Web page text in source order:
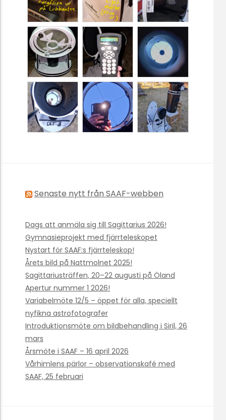
Senaste nytt från SAAF-webben
Dags att anmäla sig till Sagittarius 2026!
Gymnasieprojekt med fjärrteleskopet
Nystart för SAAF:s fjärrteleskop!
Årets bild på Nattmolnet 2025!
Sagittariusträffen, 20–22 augusti på Öland
Apertur nummer 1 2026!
Variabelmöte 12/5 – öppet för alla, speciellt
nyfikna astrofotografer
Introduktionsmöte om bildbehandling i Siril, 26
mars
Årsmöte i SAAF – 16 april 2026
Vårhimlens pärlor – observationskafé med
SAAF, 25 februari